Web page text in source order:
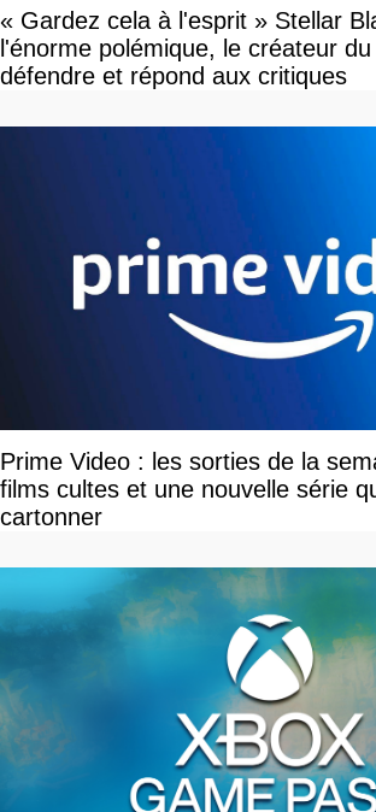
« Gardez cela à l'esprit » Stellar
l'énorme polémique, le créateur
défendre et répond aux critiques
Prime Video : les sorties de la
films cultes et une nouvelle série
cartonner